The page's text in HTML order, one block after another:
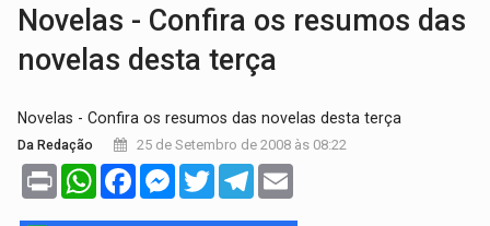
Novelas - Confira os resumos das
novelas desta terça
Novelas - Confira os resumos das novelas desta terça
Da Redação 25 de Setembro de 2008 às 08:22
Print WhatsAppFacebookMessenger
TwitterTelegram